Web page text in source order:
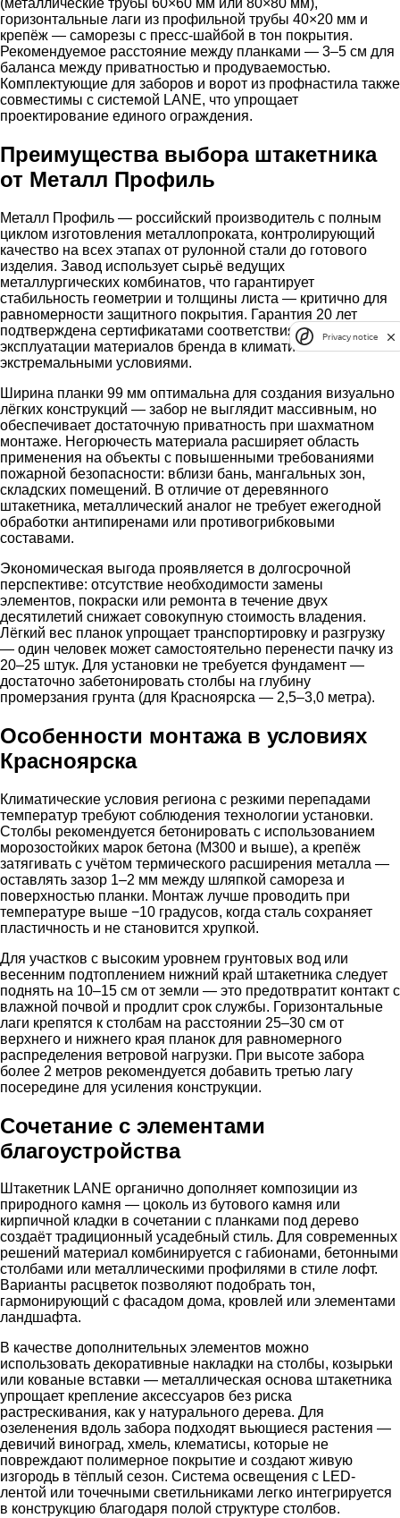
(металлические трубы 60×60 мм или 80×80 мм),
горизонтальные лаги из профильной трубы 40×20 мм и
крепёж — саморезы с пресс-шайбой в тон покрытия.
Рекомендуемое расстояние между планками — 3–5 см для
баланса между приватностью и продуваемостью.
Комплектующие для заборов и ворот из профнастила также
совместимы с системой LANE, что упрощает
проектирование единого ограждения.
Преимущества выбора штакетника
от Металл Профиль
Металл Профиль — российский производитель с полным
циклом изготовления металлопроката, контролирующий
качество на всех этапах от рулонной стали до готового
изделия. Завод использует сырьё ведущих
металлургических комбинатов, что гарантирует
стабильность геометрии и толщины листа — критично для
равномерности защитного покрытия. Гарантия 20 лет
подтверждена сертификатами соответствия и опытом
эксплуатации материалов бренда в климатических зонах с
экстремальными условиями.
Ширина планки 99 мм оптимальна для создания визуально
лёгких конструкций — забор не выглядит массивным, но
обеспечивает достаточную приватность при шахматном
монтаже. Негорючесть материала расширяет область
применения на объекты с повышенными требованиями
пожарной безопасности: вблизи бань, мангальных зон,
складских помещений. В отличие от деревянного
штакетника, металлический аналог не требует ежегодной
обработки антипиренами или противогрибковыми
составами.
Экономическая выгода проявляется в долгосрочной
перспективе: отсутствие необходимости замены
элементов, покраски или ремонта в течение двух
десятилетий снижает совокупную стоимость владения.
Лёгкий вес планок упрощает транспортировку и разгрузку
— один человек может самостоятельно перенести пачку из
20–25 штук. Для установки не требуется фундамент —
достаточно забетонировать столбы на глубину
промерзания грунта (для Красноярска — 2,5–3,0 метра).
Особенности монтажа в условиях
Красноярска
Климатические условия региона с резкими перепадами
температур требуют соблюдения технологии установки.
Столбы рекомендуется бетонировать с использованием
морозостойких марок бетона (М300 и выше), а крепёж
затягивать с учётом термического расширения металла —
оставлять зазор 1–2 мм между шляпкой самореза и
поверхностью планки. Монтаж лучше проводить при
температуре выше −10 градусов, когда сталь сохраняет
пластичность и не становится хрупкой.
Для участков с высоким уровнем грунтовых вод или
весенним подтоплением нижний край штакетника следует
поднять на 10–15 см от земли — это предотвратит контакт с
влажной почвой и продлит срок службы. Горизонтальные
лаги крепятся к столбам на расстоянии 25–30 см от
верхнего и нижнего края планок для равномерного
распределения ветровой нагрузки. При высоте забора
более 2 метров рекомендуется добавить третью лагу
посередине для усиления конструкции.
Сочетание с элементами
благоустройства
Штакетник LANE органично дополняет композиции из
природного камня — цоколь из бутового камня или
кирпичной кладки в сочетании с планками под дерево
создаёт традиционный усадебный стиль. Для современных
решений материал комбинируется с габионами, бетонными
столбами или металлическими профилями в стиле лофт.
Варианты расцветок позволяют подобрать тон,
гармонирующий с фасадом дома, кровлей или элементами
ландшафта.
В качестве дополнительных элементов можно
использовать декоративные накладки на столбы, козырьки
или кованые вставки — металлическая основа штакетника
упрощает крепление аксессуаров без риска
растрескивания, как у натурального дерева. Для
озеленения вдоль забора подходят вьющиеся растения —
девичий виноград, хмель, клематисы, которые не
повреждают полимерное покрытие и создают живую
изгородь в тёплый сезон. Система освещения с LED-
лентой или точечными светильниками легко интегрируется
в конструкцию благодаря полой структуре столбов.
Privacy notice